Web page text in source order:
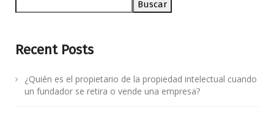
Buscar
Recent Posts
¿Quién es el propietario de la propiedad intelectual cuando
un fundador se retira o vende una empresa?